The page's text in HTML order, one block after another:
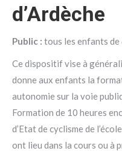
d’Ardèche
Public : tous les enfants de
Ce dispositif vise à
donne aux enfants la
autonomie sur la voie
Formation de 10 heures
d’Etat de cyclisme de
ont lieu dans la cours ou à